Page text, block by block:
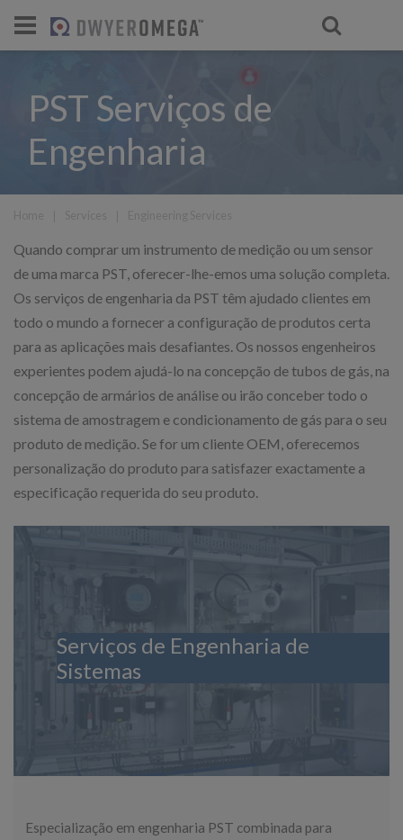
PST Serviços de
Engenharia
Quando comprar um instrumento de medição ou um sensor
de uma marca PST, oferecer-lhe-emos uma solução completa.
Os serviços de engenharia da PST têm ajudado clientes em
todo o mundo a fornecer a configuração de produtos certa
para as aplicações mais desafiantes. Os nossos engenheiros
experientes podem ajudá-lo na concepção de tubos de gás, na
concepção de armários de análise ou irão conceber todo o
sistema de amostragem e condicionamento de gás para o seu
produto de medição. Se for um cliente OEM, oferecemos
personalização do produto para satisfazer exactamente a
especificação requerida do seu produto.
Serviços de Engenharia de
Sistemas
Especialização em engenharia PST combinada para